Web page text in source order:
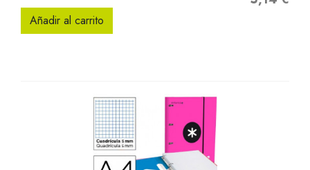
Añadir al carrito